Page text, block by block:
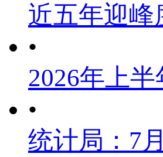
近五年迎峰
•
2026年上
•
统计局：7